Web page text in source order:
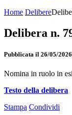
Home Delibere
Delibera n.
Pubblicata il 26/05/2026
Nomina in ruolo in
Testo della delibera
Stampa Condividi